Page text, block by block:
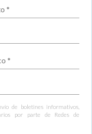
de boletines informativos,
por parte de Redes de